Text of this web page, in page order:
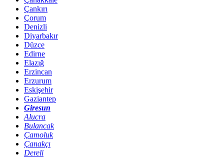
Çankırı
Çorum
Denizli
Diyarbakır
Düzce
Edirne
Elazığ
Erzincan
Erzurum
Eskişehir
Gaziantep
Giresun
Alucra
Bulancak
Çamoluk
Çanakçı
Dereli